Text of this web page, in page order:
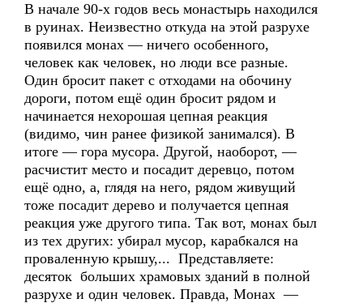
В начале 90-х годов весь монастырь находился
в руинах. Неизвестно откуда на этой разрухе
появился монах — ничего особенного,
человек как человек, но люди все разные.
Один бросит пакет с отходами на обочину
дороги, потом ещё один бросит рядом и
начинается нехорошая цепная реакция
(видимо, чин ранее физикой занимался). В
итоге — гора мусора. Другой, наоборот, —
расчистит место и посадит деревцо, потом
ещё одно, а, глядя на него, рядом живущий
тоже посадит дерево и получается цепная
реакция уже другого типа. Так вот, монах был
из тех других: убирал мусор, карабкался на
проваленную крышу,... Представляете:
десяток больших храмовых зданий в полной
разрухе и один человек. Правда, Монах —